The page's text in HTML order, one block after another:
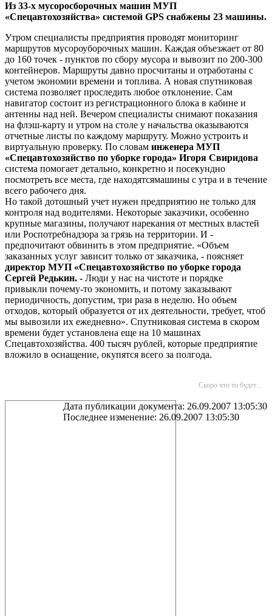
Из 33-х мусоросборочных машин МУП
«Спецавтохозяйства» системой GPS снабжены 23 машины.
Утром специалисты предприятия проводят мониторинг
маршрутов мусороуборочных машин. Каждая объезжает от 80
до 160 точек - пунктов по сбору мусора и вывозит по 200-300
контейнеров. Маршруты давно просчитаны и отработаны с
учетом экономии времени и топлива. А новая спутниковая
система позволяет проследить любое отклонение. Сам
навигатор состоит из регистрационного блока в кабине и
антенны над ней. Вечером специалисты снимают показания
на флэш-карту и утром на столе у начальства оказываются
отчетные листы по каждому маршруту. Можно устроить и
виртуальную проверку. По словам инженера МУП
«Спецавтохозяйство по уборке города» Игоря Свиридова
система помогает детально, конкретно и посекундно
посмотреть все места, где находятсямашины с утра и в течение
всего рабочего дня.
Но такой дотошный учет нужен предприятию не только для
контроля над водителями. Некоторые заказчики, особенно
крупные магазины, получают нарекания от местных властей
или Роспотребнадзора за грязь на территории. И -
предпочитают обвинить в этом предприятие. «Объем
заказанных услуг зависит только от заказчика, - поясняет
директор МУП «Спецавтохозяйство по уборке города
Сергей Редькин. - Люди у нас на чистоте и порядке
привыкли почему-то экономить, и потому заказывают
периодичность, допустим, три раза в неделю. Но объем
отходов, который образуется от их деятельности, требует, чтоб
мы вывозили их ежедневно». Спутниковая система в скором
времени будет установлена еще на 10 машинах
Спецавтохозяйства. 400 тысяч рублей, которые предприятие
вложило в оснащение, окупятся всего за полгода.
Скоро что то будет...
Дата публикации документа: 26.09.2007 13:05:30
Последнее изменение: 26.09.2007 13:05:30